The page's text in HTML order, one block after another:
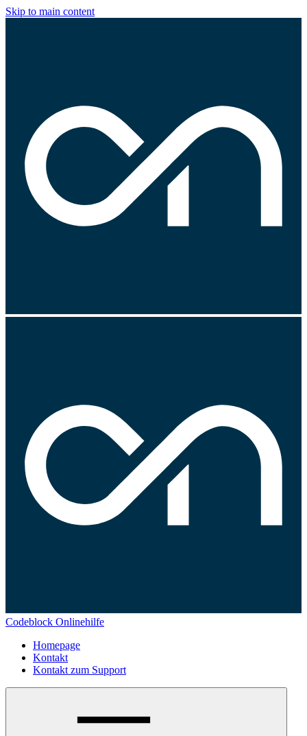
Skip to main content
Codeblock Onlinehilfe
Homepage
Kontakt
Kontakt zum Support